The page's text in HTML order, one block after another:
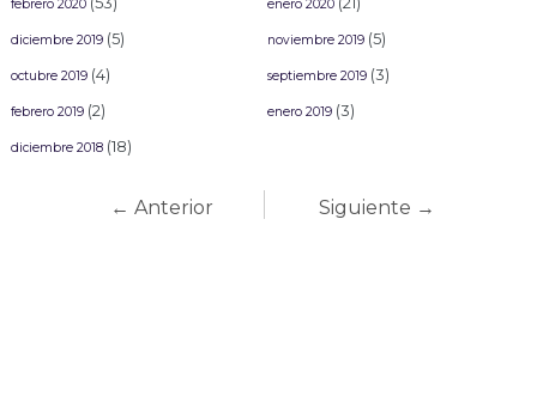
febrero 2020 enero 2020
diciembre 2019(5) noviembre 2019(5)
octubre 2019(4) septiembre 2019(3)
febrero 2019(2) enero 2019(3)
diciembre 2018(18)
← Anterior Siguiente →